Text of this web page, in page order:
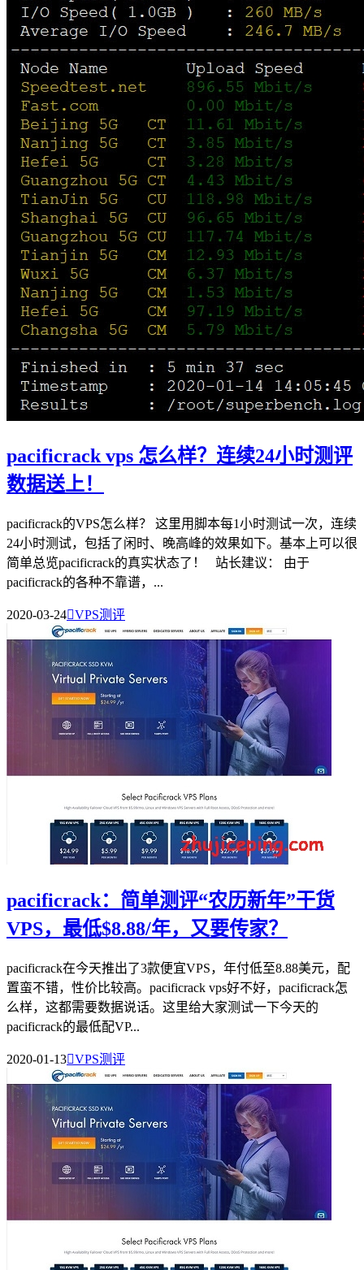
pacificrack vps 怎么样？连续24小时测评
数据送上！
pacificrack的VPS怎么样？ 这里用脚本每1小时测试一次，连续
24小时测试，包括了闲时、晚高峰的效果如下。基本上可以很
简单总览pacificrack的真实状态了！ 站长建议： 由于
pacificrack的各种不靠谱，...
2020-03-24VPS测评
pacificrack：简单测评“农历新年”干货
VPS，最低$8.88/年，又要传家？
pacificrack在今天推出了3款便宜VPS，年付低至8.88美元，配
置蛮不错，性价比较高。pacificrack vps好不好，pacificrack怎
么样，这都需要数据说话。这里给大家测试一下今天的
pacificrack的最低配VP...
2020-01-13VPS测评